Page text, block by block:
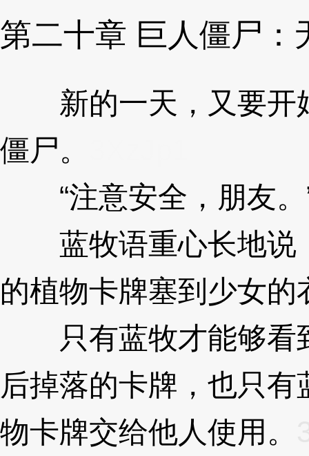
第二十章 巨人僵尸：
新的一天，又要开
僵尸。
“注意安全，朋友。
蓝牧语重心长地说
的植物卡牌塞到少女的
只有蓝牧才能够看
后掉落的卡牌，也只
物卡牌交给他人使用。